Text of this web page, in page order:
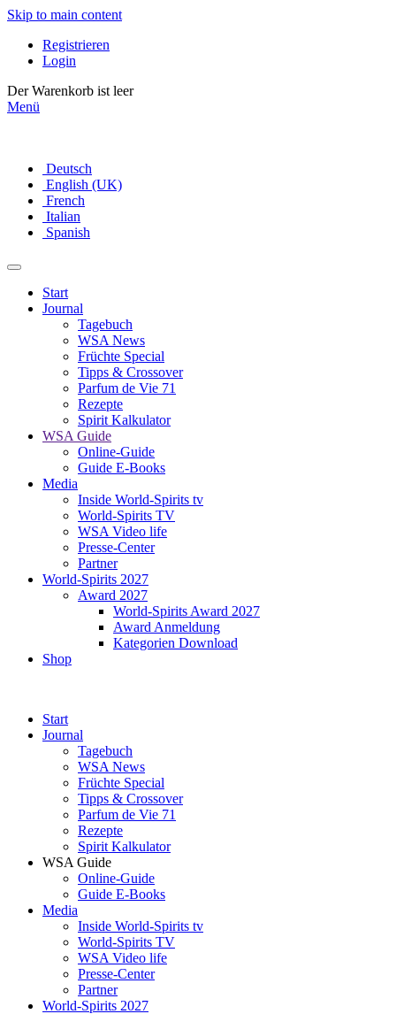
Skip to main content
Registrieren
Login
Der Warenkorb ist leer
Menü
Deutsch
English (UK)
French
Italian
Spanish
Start
Journal
Tagebuch
WSA News
Früchte Special
Tipps & Crossover
Parfum de Vie 71
Rezepte
Spirit Kalkulator
WSA Guide
Online-Guide
Guide E-Books
Media
Inside World-Spirits tv
World-Spirits TV
WSA Video life
Presse-Center
Partner
World-Spirits 2027
Award 2027
World-Spirits Award 2027
Award Anmeldung
Kategorien Download
Shop
Start
Journal
Tagebuch
WSA News
Früchte Special
Tipps & Crossover
Parfum de Vie 71
Rezepte
Spirit Kalkulator
WSA Guide
Online-Guide
Guide E-Books
Media
Inside World-Spirits tv
World-Spirits TV
WSA Video life
Presse-Center
Partner
World-Spirits 2027